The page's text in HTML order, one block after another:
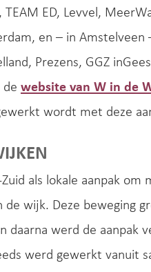
TEAM ED, Levvel,
en – in Amstelveen
Prezens, GGZ
de website van W in de
wordt met deze
als lokale aanpak om
wijk. Deze beweging
daarna werd de aanpak
werd gewerkt vanuit